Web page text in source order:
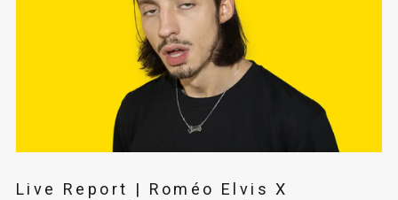
Live Report | Roméo Elvis X